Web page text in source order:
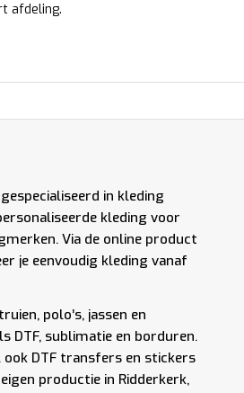
afdeling.
in kleding
kleding voor
Via de online product
je eenvoudig kleding vanaf
polo’s, jassen en
DTF, sublimatie en borduren.
DTF transfers en stickers
productie in Ridderkerk,